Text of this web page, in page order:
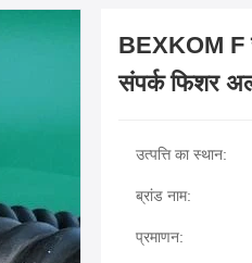
BEXKOM F
संपर्क फिशर
उत्पत्ति का स्थान:
ब्रांड नाम:
प्रमाणन: